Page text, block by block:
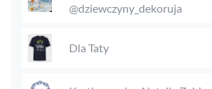
@dziewczyny_dekoruja
Dla Taty